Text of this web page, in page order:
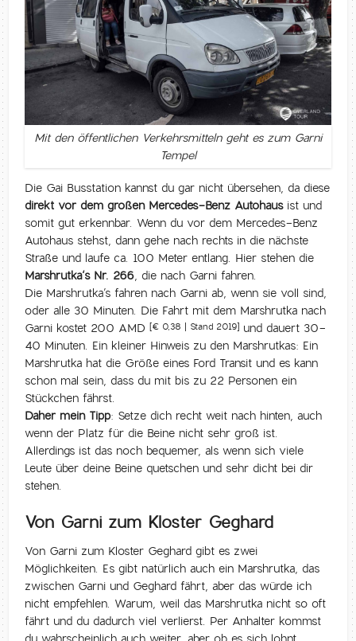
Mit den öffentlichen Verkehrsmitteln geht es zum Garni
Tempel
Die Gai Busstation kannst du gar nicht übersehen, da diese
direkt vor dem großen Mercedes-Benz Autohausist und
somit gut erkennbar. Wenn du vor dem Mercedes-Benz
Autohaus stehst, dann gehe nach rechts in die nächste
Straße und laufe ca. 100 Meter entlang. Hier stehen die
Marshrutka‘s Nr. 266, die nach Garni fahren.
Die Marshrutka’s fahren nach Garni ab, wenn sie voll sind,
oder alle 30 Minuten. Die Fahrt mit dem Marshrutka nach
Garni kostet 200 AMD [€ 0,38 | Stand 2019]
und dauert 30-
40 Minuten. Ein kleiner Hinweis zu den Marshrutkas: Ein
Marshrutka hat die Größe eines Ford Transit und es kann
schon mal sein, dass du mit bis zu 22 Personen ein
Stückchen fährst.
Daher mein Tipp: Setze dich recht weit nach hinten, auch
wenn der Platz für die Beine nicht sehr groß ist.
Allerdings ist das noch bequemer, als wenn sich viele
Leute über deine Beine quetschen und sehr dicht bei dir
stehen.
Von Garni zum Kloster Geghard
Von Garni zum Kloster Geghard gibt es zwei
Möglichkeiten. Es gibt natürlich auch ein Marshrutka, das
zwischen Garni und Geghard fährt, aber das würde ich
nicht empfehlen. Warum, weil das Marshrutka nicht so oft
fährt und du dadurch viel verlierst. Per Anhalter kommst